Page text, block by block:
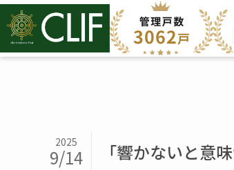
「響かないと
2025
9/14